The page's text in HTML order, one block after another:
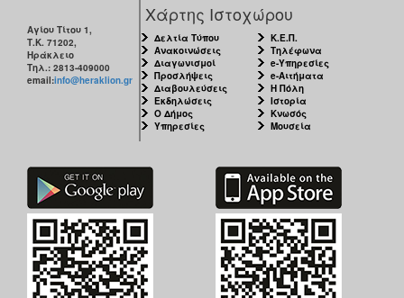
Αγίου Τίτου 1,
Τ.Κ. 71202,
Ηράκλειο
Τηλ.: 2813-409000
email:info@heraklion.gr
Χάρτης Ιστοχώρου
Δελτία Τύπου
Ανακοινώσεις
Διαγωνισμοί
Προσλήψεις
Διαβουλεύσεις
Εκδηλώσεις
Ο Δήμος
Υπηρεσίες
Κ.Ε.Π.
Τηλέφωνα
e-Υπηρεσίες
e-Αιτήματα
Η Πόλη
Ιστορία
Κνωσός
Μουσεία